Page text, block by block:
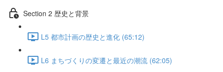
Section 2 歴史と背景
L5 都市計画の歴史と進化 (65:12)
L6 まちづくりの変遷と最近の潮流 (62:05)